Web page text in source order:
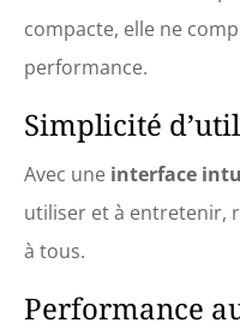
compacte, elle ne
performance.
Simplicité
Avec une interface
utiliser et à entretenir,
à tous.
Performance